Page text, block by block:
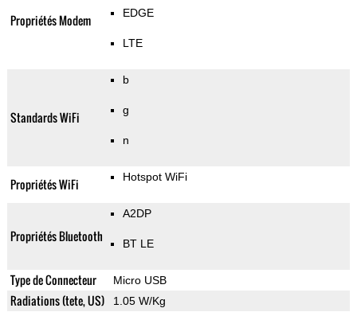
Propriétés Modem EDGE
LTE
Standards WiFi
b
g
n
Propriétés WiFi Hotspot WiFi
Propriétés Bluetooth
A2DP
BT LE
Type de Connecteur Micro USB
Radiations (tete, US) 1.05 W/Kg